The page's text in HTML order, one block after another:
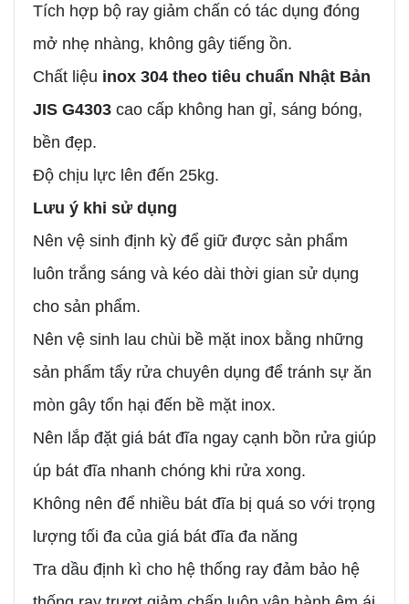
Tích hợp bộ ray giảm chấn có tác dụng đóng
mở nhẹ nhàng, không gây tiếng ồn.
Chất liệu inox 304 theo tiêu chuẩn Nhật Bản
JIS G4303 cao cấp không han gỉ, sáng bóng,
bền đẹp.
Độ chịu lực lên đến 25kg.
Lưu ý khi sử dụng
Nên vệ sinh định kỳ để giữ được sản phẩm
luôn trắng sáng và kéo dài thời gian sử dụng
cho sản phẩm.
Nên vệ sinh lau chùi bề mặt inox bằng những
sản phẩm tẩy rửa chuyên dụng để tránh sự ăn
mòn gây tổn hại đến bề mặt inox.
Nên lắp đặt giá bát đĩa ngay cạnh bồn rửa giúp
úp bát đĩa nhanh chóng khi rửa xong.
Không nên để nhiều bát đĩa bị quá so với trọng
lượng tối đa của giá bát đĩa đa năng
Tra dầu định kì cho hệ thống ray đảm bảo hệ